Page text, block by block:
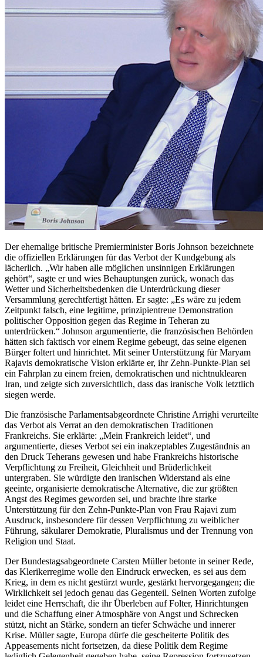
Der ehemalige britische Premierminister Boris Johnson bezeichnete
die offiziellen Erklärungen für das Verbot der Kundgebung als
lächerlich. „Wir haben alle möglichen unsinnigen Erklärungen
gehört“, sagte er und wies Behauptungen zurück, wonach das
Wetter und Sicherheitsbedenken die Unterdrückung dieser
Versammlung gerechtfertigt hätten. Er sagte: „Es wäre zu jedem
Zeitpunkt falsch, eine legitime, prinzipientreue Demonstration
politischer Opposition gegen das Regime in Teheran zu
unterdrücken.“ Johnson argumentierte, die französischen Behörden
hätten sich faktisch vor einem Regime gebeugt, das seine eigenen
Bürger foltert und hinrichtet. Mit seiner Unterstützung für Maryam
Rajavis demokratische Vision erklärte er, ihr Zehn-Punkte-Plan sei
ein Fahrplan zu einem freien, demokratischen und nichtnuklearen
Iran, und zeigte sich zuversichtlich, dass das iranische Volk letztlich
siegen werde.
Die französische Parlamentsabgeordnete Christine Arrighi verurteilte
das Verbot als Verrat an den demokratischen Traditionen
Frankreichs. Sie erklärte: „Mein Frankreich leidet“, und
argumentierte, dieses Verbot sei ein inakzeptables Zugeständnis an
den Druck Teherans gewesen und habe Frankreichs historische
Verpflichtung zu Freiheit, Gleichheit und Brüderlichkeit
untergraben. Sie würdigte den iranischen Widerstand als eine
geeinte, organisierte demokratische Alternative, die zur größten
Angst des Regimes geworden sei, und brachte ihre starke
Unterstützung für den Zehn-Punkte-Plan von Frau Rajavi zum
Ausdruck, insbesondere für dessen Verpflichtung zu weiblicher
Führung, säkularer Demokratie, Pluralismus und der Trennung von
Religion und Staat.
Der Bundestagsabgeordnete Carsten Müller betonte in seiner Rede,
das Klerikerregime wolle den Eindruck erwecken, es sei aus dem
Krieg, in dem es nicht gestürzt wurde, gestärkt hervorgegangen; die
Wirklichkeit sei jedoch genau das Gegenteil. Seinen Worten zufolge
leidet eine Herrschaft, die ihr Überleben auf Folter, Hinrichtungen
und die Schaffung einer Atmosphäre von Angst und Schrecken
stützt, nicht an Stärke, sondern an tiefer Schwäche und innerer
Krise. Müller sagte, Europa dürfe die gescheiterte Politik des
Appeasements nicht fortsetzen, da diese Politik dem Regime